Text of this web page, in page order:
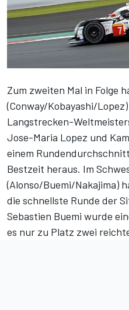
Zum zweiten Mal in Folge
(Conway/Kobayashi/
Langstrecken-
Jose-Maria Lopez und
einem
Bestzeit heraus. Im
(Alonso/Buemi/Nakajima)
die schnellste Runde der
Sebastien Buemi wurde
es nur zu Platz zwei